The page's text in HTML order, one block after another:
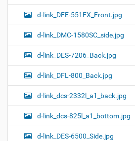
d-link_DFE-551FX_Front.jpg
d-link_DMC-1580SC_side.jpg
d-link_DES-7206_Back.jpg
d-link_DFL-800_Back.jpg
d-link_dcs-2332l_a1_back.jpg
d-link_dcs-825l_a1_bottom.jpg
d-link_DES-6500_Side.jpg